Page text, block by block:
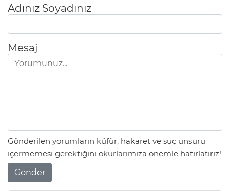
Adınız Soyadınız
Mesaj
Gönderilen yorumların küfür, hakaret ve suç unsuru
içermemesi gerektiğini okurlarımıza önemle hatırlatırız!
Gönder